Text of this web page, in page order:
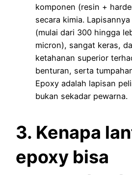
komponen (resin +
secara kimia.
(mulai dari 300 hingga
micron), sangat keras,
ketahanan superior
benturan, serta
Epoxy adalah lapisan
bukan sekadar pewarna.
3. Kenapa
epoxy bisa